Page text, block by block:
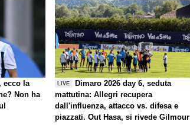
ecco la
Non ha
LIVE
Dimaro 2026 day 6, seduta
mattutina: Allegri recupera
dall'influenza, attacco vs. difesa e
piazzati. Out Hasa, si rivede Gilmour